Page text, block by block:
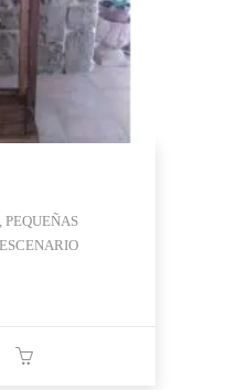
PEQUEÑAS